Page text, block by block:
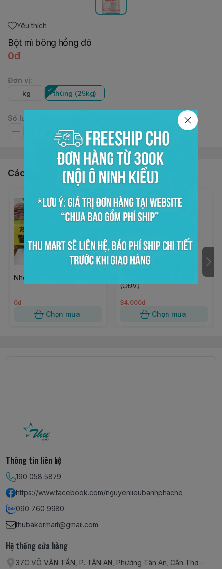
Yêu thích
Bột mì bông hồng đỏ
0đ
Đơn vị:
kg
thùng (25kg)
Số lượng
Các sản phẩm, dịch vụ khác
Nho Nâu trái dài RAISSIN
0đ
Chọn mua
(CĐV)
34.000đ
Chọn mua
Thông tin liên hệ
190 058 5879
https://www.facebook.com/nguyenlieubanhphache
090 760 9980
thubakermart@gmail.com
Hệ thống cửa hàng
37C VÕ VĂN TẦN, P. TÂN AN, Phường Tân An, Cần Thơ -